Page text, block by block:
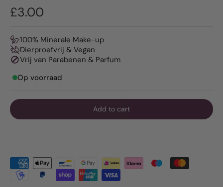
£3.00
100% Minerale Make-up
Dierproefvrij & Vegan
Vrij van Parabenen & Parfum
Op voorraad
Add to cart